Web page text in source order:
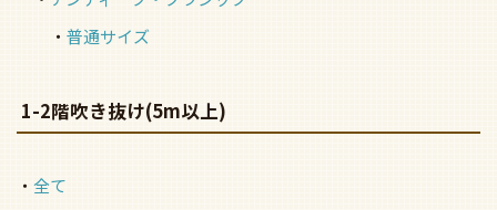
普通サイズ
1-2階吹き抜け(5m以上)
全て